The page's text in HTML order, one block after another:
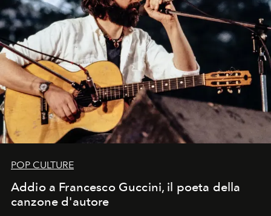
POP CULTURE
Addio a Francesco Guccini, il poeta della
canzone d'autore